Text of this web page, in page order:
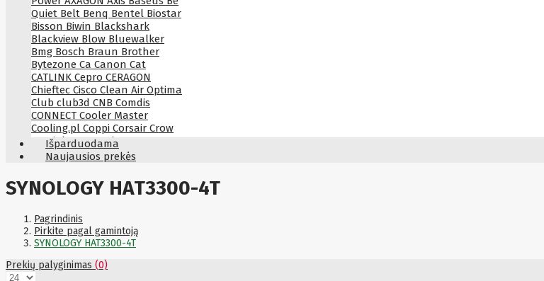
Quiet Belt Benq Bentel Biostar
Bisson Biwin Blackshark
Blackview Blow Bluewalker
Bmg Bosch Braun Brother
Bytezone Ca Canon Cat
CATLINK Cepro CERAGON
Chieftec Cisco Clean Air Optima
Club club3d CNB Comdis
CONNECT Cooler Master
Cooling.pl Coppi Corsair Crow
CrucialCYBERCyberPower
CyberpowerD-linkDaewoo
Dahua DataCore
Defender DellDelockDelog
DicotaDIGITAL Digitus DjiDmr
DURABOOK
EagleriseEatonEcoFlow
EcovacsEdimaxEdnet
EmuENDORFYEnergenie
Išparduodama
Naujausios prekės
SYNOLOGY HAT3300-4T
Pagrindinis
Pirkite pagal gamintoją
SYNOLOGY HAT3300-4T
Prekių palyginimas (0)